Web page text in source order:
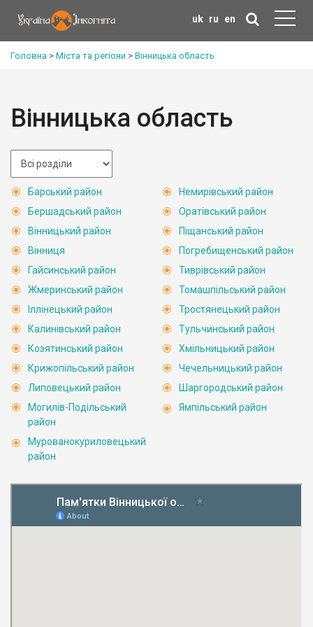
uk ru en
Головна > Міста та регіони > Вінницька область
Вінницька область
Барський район
Бершадський район
Вінницький район
Вінниця
Гайсинський район
Жмеринський район
Іллінецький район
Калинівський район
Козятинський район
Крижопільський район
Липовецький район
Могилів-Подільський
район
Мурованокуриловецький
район
Немирівський район
Оратівський район
Піщанський район
Погребищенський район
Тиврівський район
Томашпільський район
Тростянецький район
Тульчинський район
Хмільницький район
Чечельницький район
Шаргородський район
Ямпільський район